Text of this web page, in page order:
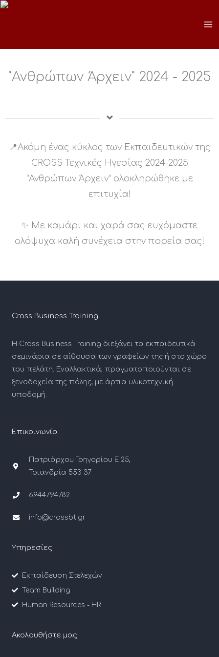
Μετάβαση
"Ανθρώπων Άρχειν" 2024 - 2025
📍Ακόμη ένας κύκλος των Εκπαιδευτικών της
CROSS Τεχνικές Ηγεσίας 2024-2025
“Ανθρώπων Άρχειν” ολοκληρώθηκε με
επιτυχία!
✨ Με καμάρι και χαρά σας ευχόμαστε
ολόψυχα καλή συνέχεια στην πορεία σας!
Cross Business Training
Η Cross Business Training διεξάγει τα εκπαιδευτικά
σεμινάρια σε αίθουσα των γραφείων της ή στο χώρο
του πελάτη. Εναλλακτικά, πραγματοποιούνται σε
ξενοδοχεία της πόλης, με άρτια υλικοτεχνική
υποδομή.
Επικοινωνία
Πατριάρχου Γρηγορίου Ε 25,
Τριανδρία 553 37
6944794782
info@crossbt.gr
Υπηρεσίες
Εκπαίδευση Στελεχών
Team Building
Human Resources - HR
Ακολουθήστε μας